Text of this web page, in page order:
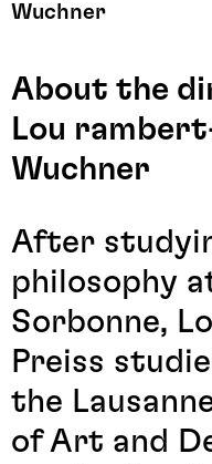
Wuchner
About the
Lou
Wuchner
After
philosophy
Sorbonne,
Preiss
the
of Art and